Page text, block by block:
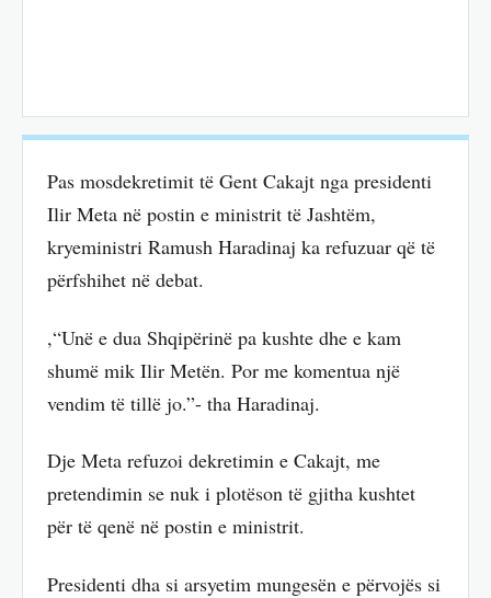
Pas mosdekretimit të Gent Cakajt nga presidenti
Ilir Meta në postin e ministrit të Jashtëm,
kryeministri Ramush Haradinaj ka refuzuar që të
përfshihet në debat.
,“Unë e dua Shqipërinë pa kushte dhe e kam
shumë mik Ilir Metën. Por me komentua një
vendim të tillë jo.”- tha Haradinaj.
Dje Meta refuzoi dekretimin e Cakajt, me
pretendimin se nuk i plotëson të gjitha kushtet
për të qenë në postin e ministrit.
Presidenti dha si arsyetim mungesën e përvojës si